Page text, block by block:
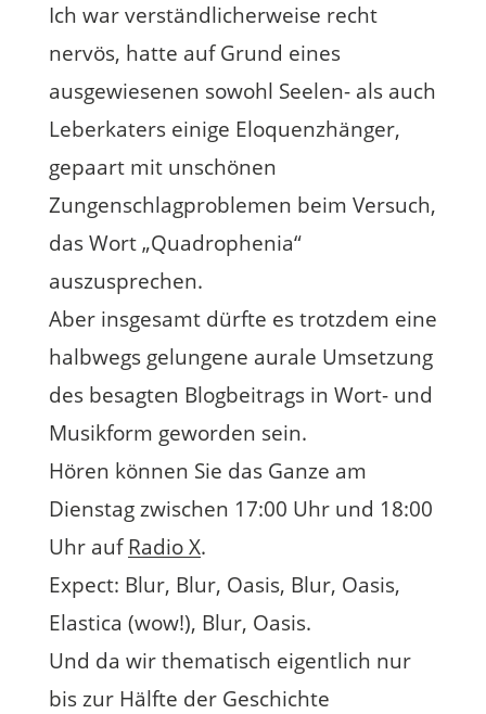
Ich war verständlicherweise recht
nervös, hatte auf Grund eines
ausgewiesenen sowohl Seelen- als auch
Leberkaters einige Eloquenzhänger,
gepaart mit unschönen
Zungenschlagproblemen beim Versuch,
das Wort „Quadrophenia“
auszusprechen.
Aber insgesamt dürfte es trotzdem eine
halbwegs gelungene aurale Umsetzung
des besagten Blogbeitrags in Wort- und
Musikform geworden sein.
Hören können Sie das Ganze am
Dienstag zwischen 17:00 Uhr und 18:00
Uhr aufRadio X.
Expect: Blur, Blur, Oasis, Blur, Oasis,
Elastica (wow!), Blur, Oasis.
Und da wir thematisch eigentlich nur
bis zur Hälfte der Geschichte